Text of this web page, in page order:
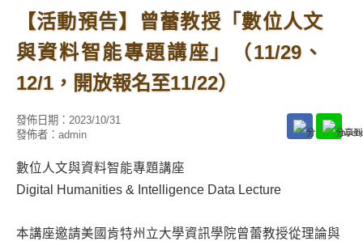
【活動預告】曾蕾教授「數位人文
與資料智能專題講座」（11/29、
12/1，開放報名至11/22）
發佈日期： 2023/10/31
發佈者： admin
數位人文與資料智能專題講座
Digital Humanities & Intelligence Data Lecture
本講座邀請美國肯特州立大學資訊學院曾蕾教授從理論與